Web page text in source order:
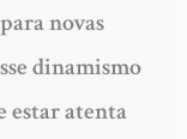
novas
dinamismo
estar atenta